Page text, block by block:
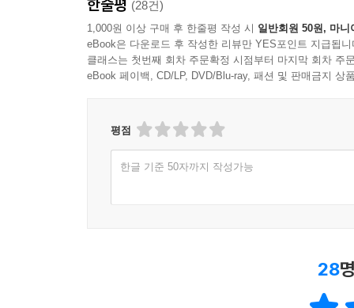
한줄평 (28건)
1,000원 이상 구매 후 한줄평 작성 시 일반회원 50원, 마니
eBook은 다운로드 후 작성한 리뷰만 YES포인트 지급됩니
클래스는 첫번째 회차 주문확정 시점부터 마지막 회차 주
eBook 페이백, CD/LP, DVD/Blu-ray, 패션 및 판매금지 상
평점
한글 기준 50자까지 작성가능
28